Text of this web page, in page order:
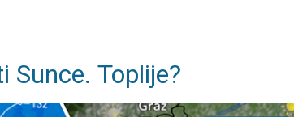
Sunce. Toplije?